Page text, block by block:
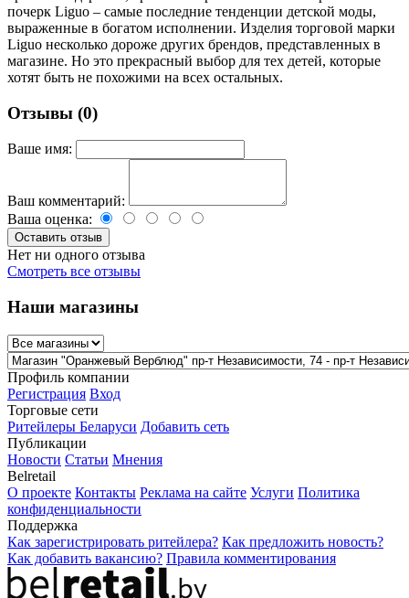
почерк Liguo – самые последние тенденции детской моды,
выраженные в богатом исполнении. Изделия торговой марки
Liguo несколько дороже других брендов, представленных в
магазине. Но это прекрасный выбор для тех детей, которые
хотят быть не похожими на всех остальных.
Отзывы (0)
Ваше имя:
Ваш комментарий:
Ваша оценка:
Нет ни одного отзыва
Смотреть все отзывы
Наши магазины
Профиль компании
Регистрация Вход
Торговые сети
Ритейлеры Беларуси Добавить сеть
Публикации
Новости Статьи Мнения
Belretail
О проекте Контакты Реклама на сайте Услуги Политика
конфиденциальности
Поддержка
Как зарегистрировать ритейлера? Как предложить новость?
Как добавить вакансию? Правила комментирования